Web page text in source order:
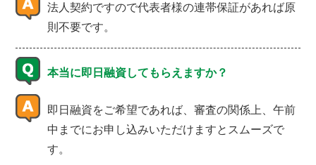
法人契約ですので代表者様の連帯保証があれば原
則不要です。
本当に即日融資してもらえますか？
即日融資をご希望であれば、審査の関係上、午前
中までにお申し込みいただけますとスムーズで
す。